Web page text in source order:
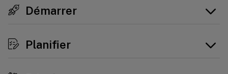
Démarrer
Planifier